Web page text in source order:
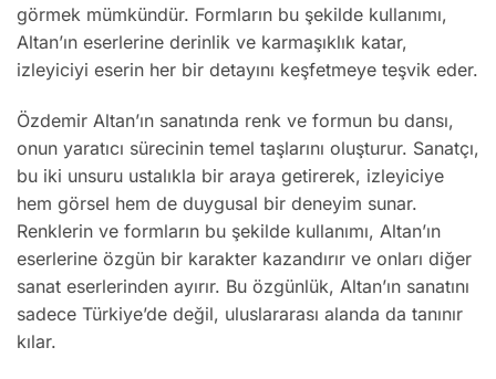
görmek mümkündür. Formların bu şekilde kullanımı,
Altan’ın eserlerine derinlik ve karmaşıklık katar,
izleyiciyi eserin her bir detayını keşfetmeye teşvik eder.
Özdemir Altan’ın sanatında renk ve formun bu dansı,
onun yaratıcı sürecinin temel taşlarını oluşturur. Sanatçı,
bu iki unsuru ustalıkla bir araya getirerek, izleyiciye
hem görsel hem de duygusal bir deneyim sunar.
Renklerin ve formların bu şekilde kullanımı, Altan’ın
eserlerine özgün bir karakter kazandırır ve onları diğer
sanat eserlerinden ayırır. Bu özgünlük, Altan’ın sanatını
sadece Türkiye’de değil, uluslararası alanda da tanınır
kılar.